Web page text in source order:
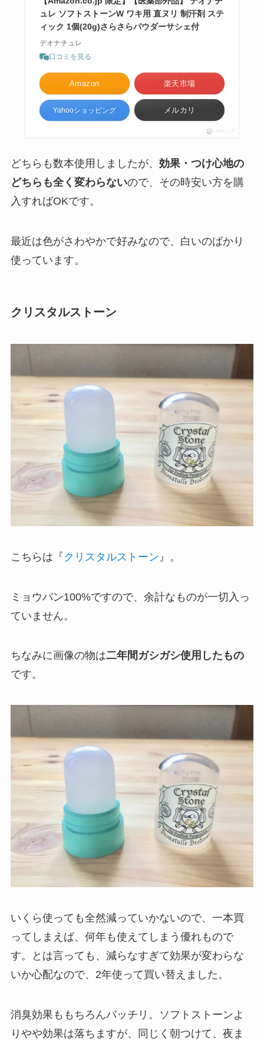
ュレ ソフトストーンW ワキ用 直ヌリ 制汗剤 ステ
ィック 1個(20g)さらさらパウダーサシェ付
デオナチュレ
口コミを見る
Amazon 楽天市場
Yahooショッピング メルカリ
ポチップ
どちらも数本使用しましたが、 効果・つけ心地の
どちらも全く変わらないので、その時安い方を購
入すればOKです。
最近は色がさわやかで好みなので、白いのばかり
使っています。
クリスタルストーン
こちらは『 クリスタルストーン 』。
ミョウバン100%ですので、余計なものが一切入っ
ていません。
ちなみに画像の物は二年間ガシガシ使用したもの
です。
いくら使っても全然減っていかないので、一本買
ってしまえば、何年も使えてしまう優れもので
す。とは言っても、減らなすぎて効果が変わらな
いか心配なので、2年使って買い替えました。
消臭効果ももちろんバッチリ。ソフトストーンよ
りやや効果は落ちますが、同じく朝つけて、夜ま